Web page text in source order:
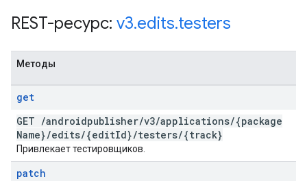
REST-ресурс: v3.edits.testers
Методы
get
GET /androidpublisher/v3/applications/{package
Name}/edits/{editId}/testers/{track}
Привлекает тестировщиков.
patch